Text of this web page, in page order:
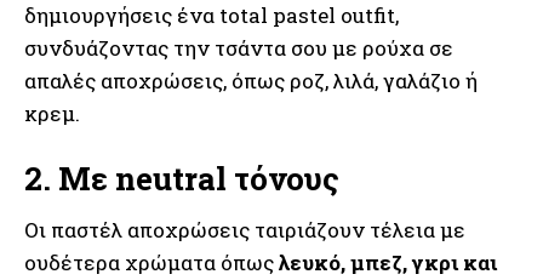
δημιουργήσεις ένα total pastel outfit,
συνδυάζοντας την τσάντα σου με ρούχα σε
απαλές αποχρώσεις, όπως ροζ, λιλά, γαλάζιο ή
κρεμ.
2. Με neutral τόνους
Οι παστέλ αποχρώσεις ταιριάζουν τέλεια με
ουδέτερα χρώματα όπωςλευκό, μπεζ, γκρι και